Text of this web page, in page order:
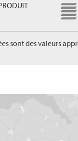
sont des valeurs